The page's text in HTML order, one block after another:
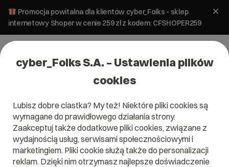
Promocja powitalna dla klientów cyber_Folks - sklep
internetowy Shoper w cenie 259 zł z kodem: CFSHOPER259
Ile kosztuje kreator stron?
Plany taryfowekreatora stron _now
cyber_Folks S.A. – Ustawienia plików
cookies
Lubisz dobre ciastka? My też! Niektóre pliki cookies są
wymagane do prawidłowego działania strony.
Zaakceptuj także dodatkowe pliki cookies, związane z
wydajnością usług, serwisami społecznościowymi i
marketingiem. Pliki cookie służą także do personalizacji
reklam. Dzięki nim otrzymasz najlepsze doświadczenie